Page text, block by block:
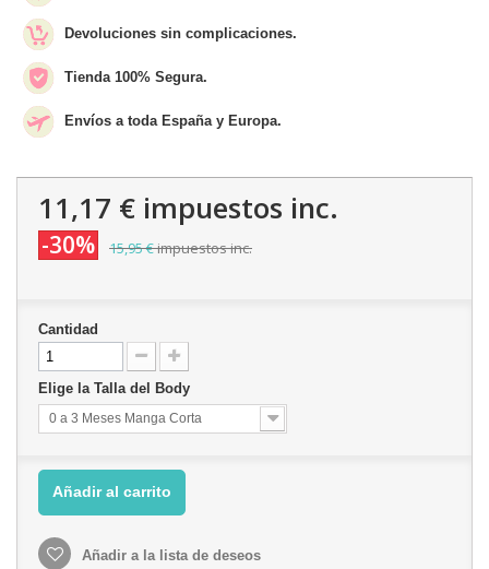
Devoluciones sin complicaciones.
Tienda 100% Segura.
Envíos a toda España y Europa.
11,17 € impuestos inc.
-30% 15,95 €impuestos inc.
Cantidad
Elige la Talla del Body
0 a 3 Meses Manga Corta
Añadir al carrito
Añadir a la lista de deseos